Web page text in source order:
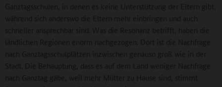
Ganztagsschulen, in denen es keine Unterstützung der Eltern gibt,
während sich anderswo die Eltern mehr einbringen und auch
schneller ansprechbar sind. Was die Resonanz betrifft, haben die
ländlichen Regionen enorm nachgezogen. Dort ist die Nachfrage
nach Ganztagsschulplätzen inzwischen genauso groß wie in der
Stadt. Die Behauptung, dass es auf dem Land weniger Nachfrage
nach Ganztag gäbe, weil mehr Mütter zu Hause sind, stimmt